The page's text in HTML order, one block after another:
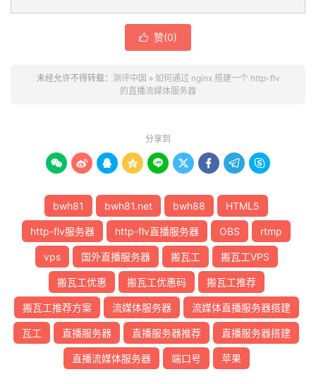
 赞(0)
未经允许不得转载： 测评中国 » 如何通过 nginx 搭建一个 http-flv
的直播流媒体服务器
分享到
        
bwh81 bwh81.net bwh88 HTML5
http-flv服务器 http-flv直播服务器 OBS rtmp
vps 国外直播服务器 搬瓦工 搬瓦工VPS
搬瓦工优惠 搬瓦工优惠码 搬瓦工推荐
搬瓦工推荐方案 流媒体服务器 流媒体直播服务器搭建
瓦工 直播服务器 直播服务器推荐 直播服务器搭建
直播流媒体服务器 端口号 苹果